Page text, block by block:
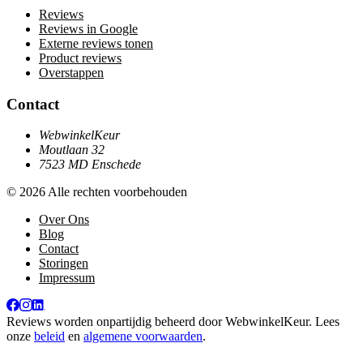
Reviews
Reviews in Google
Externe reviews tonen
Product reviews
Overstappen
Contact
WebwinkelKeur
Moutlaan 32
7523 MD Enschede
© 2026 Alle rechten voorbehouden
Over Ons
Blog
Contact
Storingen
Impressum
Reviews worden onpartijdig beheerd doorWebwinkelKeur. Lees
onze beleid en algemene voorwaarden.